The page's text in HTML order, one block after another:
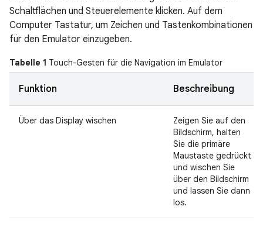
Schaltflächen und Steuerelemente klicken. Auf dem
Computer Tastatur, um Zeichen und Tastenkombinationen
für den Emulator einzugeben.
Tabelle 1 Touch-Gesten für die Navigation im Emulator
Funktion Beschreibung
Über das Display wischen
Zeigen Sie auf den
Bildschirm, halten
Sie die primäre
Maustaste gedrückt
und wischen Sie
über den Bildschirm
und lassen Sie dann
los.